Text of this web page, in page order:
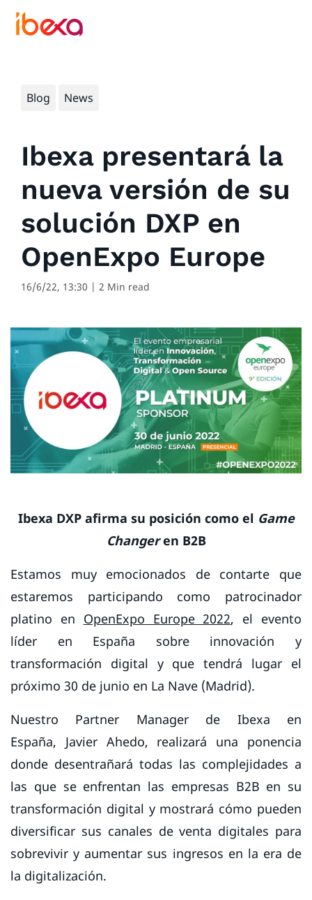
Blog News
Ibexa presentará la
nueva versión de su
solución DXP en
OpenExpo Europe
16/6/22, 13:30 | 2 Min read
Ibexa DXP afirma su posición como el Game
Changeren B2B
Estamos muy emocionados de contarte que
estaremos participando como patrocinador
platino en OpenExpo Europe 2022, el evento
líder en España sobre innovación y
transformación digital y que tendrá lugar el
próximo 30 de junio en La Nave (Madrid).
Nuestro Partner Manager de Ibexa en
España, Javier Ahedo, realizará una ponencia
donde desentrañará todas las complejidades a
las que se enfrentan las empresas B2B en su
transformación digital y mostrará cómo pueden
diversificar sus canales de venta digitales para
sobrevivir y aumentar sus ingresos en la era de
la digitalización.